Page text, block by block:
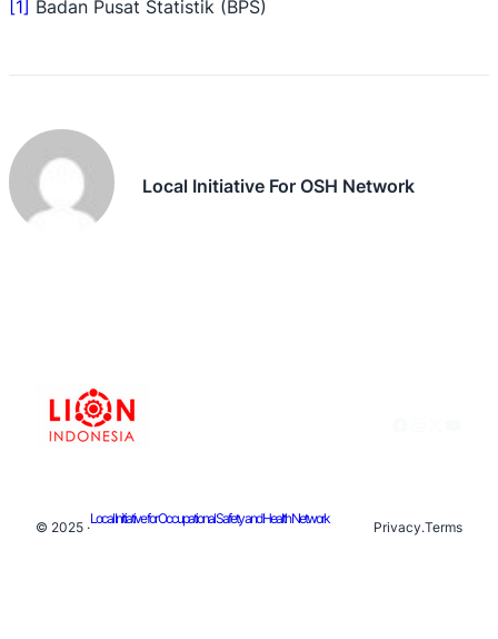
[1] Badan Pusat Statistik (BPS)
Local Initiative For OSH Network
© 2025 ·
Local Initiative for Occupational Safety and Health Network
Privacy.Terms